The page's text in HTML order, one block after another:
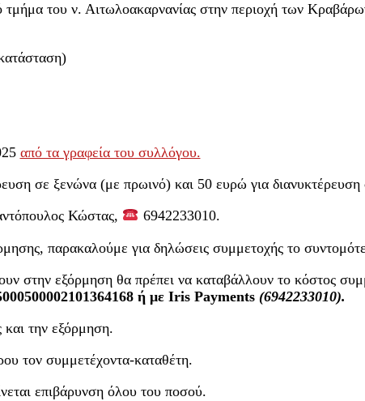
του ν. Αιτωλοακαρνανίας στην περιοχή των
από τα γραφεία του συλλόγου.
σε ξενώνα (με πρωινό) και 50 ευρώ για διανυκτέρευση
Κώστας,
6942233010.
παρακαλούμε για δηλώσεις συμμετοχής το
στην εξόρμηση θα πρέπει να καταβάλλουν το κόστος
ή με Iris Payments (6942233010).
την εξόρμηση.
τον συμμετέχοντα-καταθέτη.
επιβάρυνση όλου του ποσού.